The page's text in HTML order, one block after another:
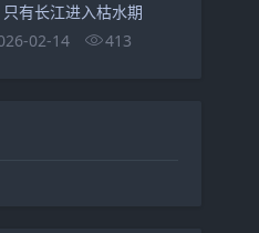
有长江进入枯水期
02-14
413